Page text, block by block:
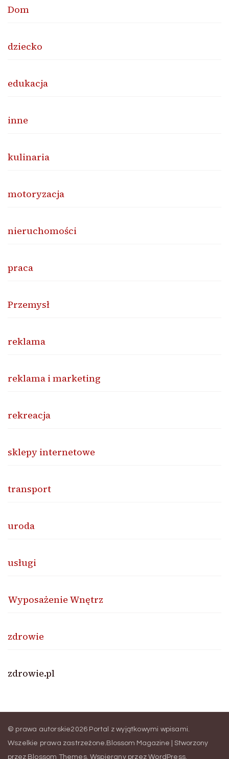
Dom
dziecko
edukacja
inne
kulinaria
motoryzacja
nieruchomości
praca
Przemysł
reklama
reklama i marketing
rekreacja
sklepy internetowe
transport
uroda
usługi
Wyposażenie Wnętrz
zdrowie
zdrowie.pl
© prawa autorskie2026 Portal z wyjątkowymi wpisami.
Wszelkie prawa zastrzeżone. Blossom Magazine | Stworzony
przez Blossom Themes. Wspierany przezWordPress.